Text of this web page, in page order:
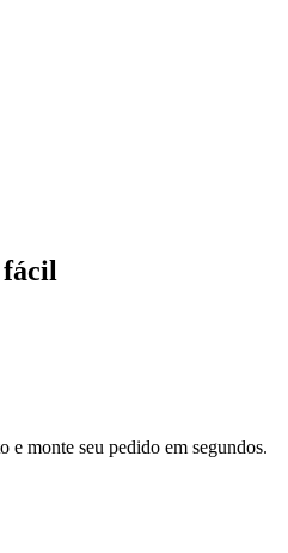
e monte seu pedido em segundos.